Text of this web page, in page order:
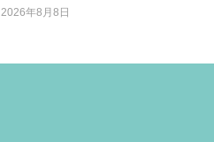
2026年8月8日